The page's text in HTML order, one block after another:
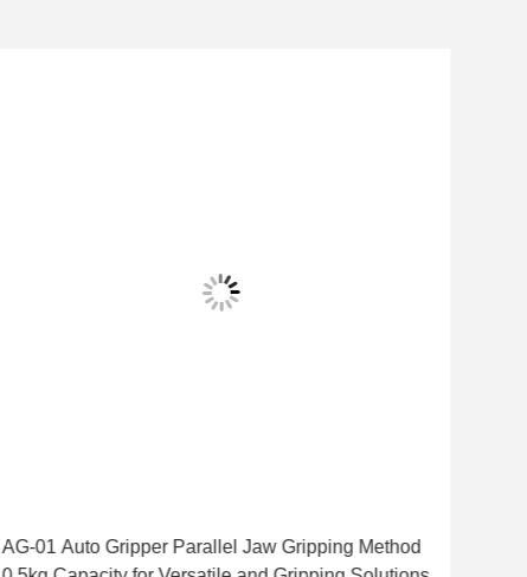
AG-01 Auto Gripper Parallel Jaw Gripping Method